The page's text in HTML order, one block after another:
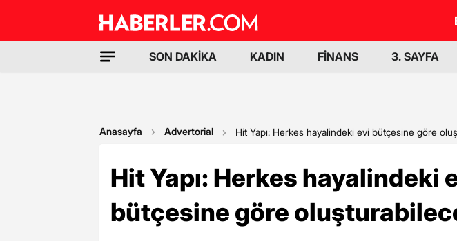
SON DAKİKA KADIN FİNANS 3. SAYFA
Anasayfa Advertorial Hit Yapı: Herkes hayalindeki evi bütçesine göre
Hit Yapı: Herkes hayalindeki
bütçesine göre